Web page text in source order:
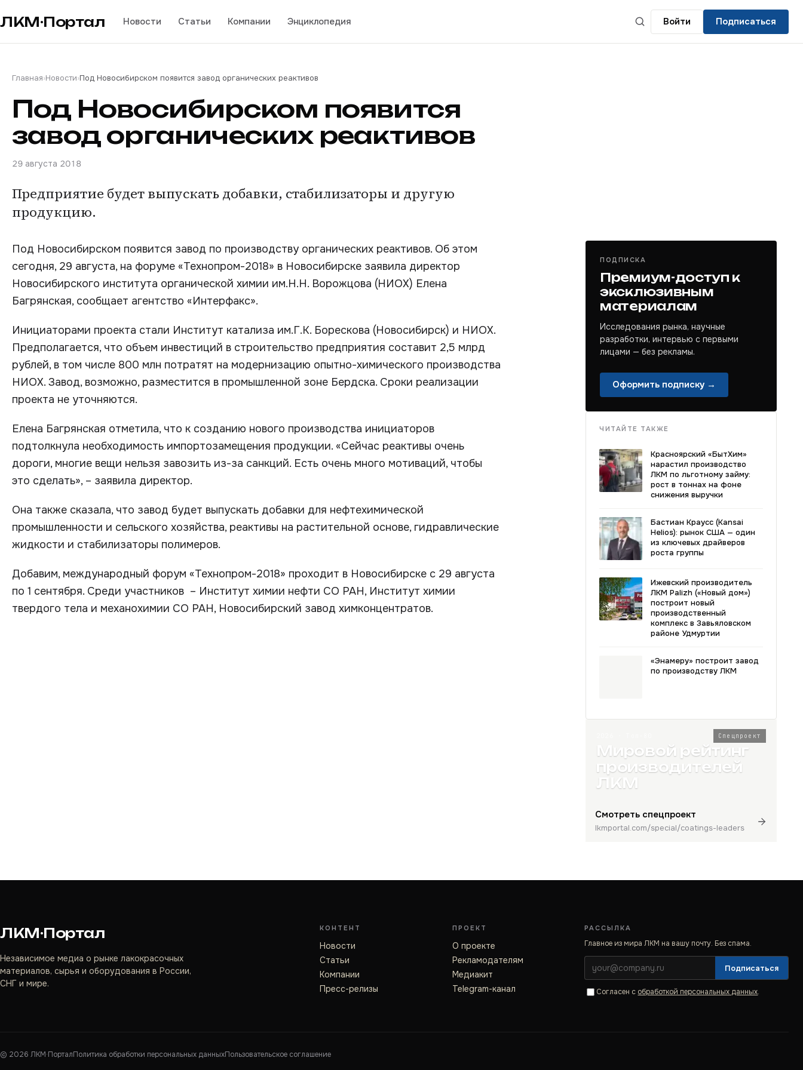
ЛКМ·Портал Новости Статьи Компании Энциклопедия Войти Подписаться
Главная›Новости›Под Новосибирском появится завод органических реактивов
Под Новосибирском появится
завод органических реактивов
29 августа 2018
Предприятие будет выпускать добавки, стабилизаторы и другую
продукцию.
Под Новосибирском появится завод по производству органических реактивов. Об этом
сегодня, 29 августа, на форуме «Технопром-2018» в Новосибирске заявила директор
Новосибирского института органической химии им.Н.Н. Ворожцова (НИОХ) Елена
Багрянская, сообщает агентство «Интерфакс».
Инициаторами проекта стали Институт катализа им.Г.К. Борескова (Новосибирск) и НИОХ.
Предполагается, что объем инвестиций в строительство предприятия составит 2,5 млрд
рублей, в том числе 800 млн потратят на модернизацию опытно-химического производства
НИОХ. Завод, возможно, разместится в промышленной зоне Бердска. Сроки реализации
проекта не уточняются.
Елена Багрянская отметила, что к созданию нового производства инициаторов
подтолкнула необходимость импортозамещения продукции. «Сейчас реактивы очень
дороги, многие вещи нельзя завозить из-за санкций. Есть очень много мотиваций, чтобы
это сделать», – заявила директор.
Она также сказала, что завод будет выпускать добавки для нефтехимической
промышленности и сельского хозяйства, реактивы на растительной основе, гидравлические
жидкости и стабилизаторы полимеров.
Добавим, международный форум «Технопром-2018» проходит в Новосибирске с 29 августа
по 1 сентября. Среди участников – Институт химии нефти СО РАН, Институт химии
твердого тела и механохимии СО РАН, Новосибирский завод химконцентратов.
ПОДПИСКА
Премиум-доступ к
эксклюзивным
материалам
Исследования рынка, научные
разработки, интервью с первыми
лицами — без рекламы.
Оформить подписку →
ЧИТАЙТЕ ТАКЖЕ
Красноярский «БытХим»
нарастил производство
ЛКМ по льготному займу:
рост в тоннах на фоне
снижения выручки
Бастиан Краусс (Kansai
Helios): рынок США — один
из ключевых драйверов
роста группы
Ижевский производитель
ЛКМ Palizh («Новый дом»)
построит новый
производственный
комплекс в Завьяловском
районе Удмуртии
«Энамеру» построит завод
по производству ЛКМ
Спецпроект
Мировой рейтинг
производителей
ЛКМ
Смотреть спецпроект
lkmportal.com/special/coatings-leaders
ЛКМ·Портал
Независимое медиа о рынке лакокрасочных
материалов, сырья и оборудования в России,
СНГ и мире.
КОНТЕНТ
Новости
Статьи
Компании
Пресс-релизы
ПРОЕКТ
О проекте
Рекламодателям
Медиакит
Telegram-канал
РАССЫЛКА
Главное из мира ЛКМ на вашу почту. Без спама.
Подписаться
Согласен с обработкой персональных данных.
© 2026 ЛКМ·ПорталПолитика обработки персональных данныхПользовательское соглашение